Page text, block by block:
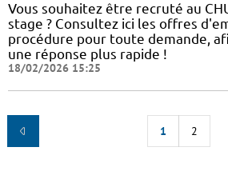
Vous souhaitez être recruté au
stage ? Consultez ici les offres
procédure pour toute demande,
une réponse plus rapide !
18/02/2026 15:25
1 2